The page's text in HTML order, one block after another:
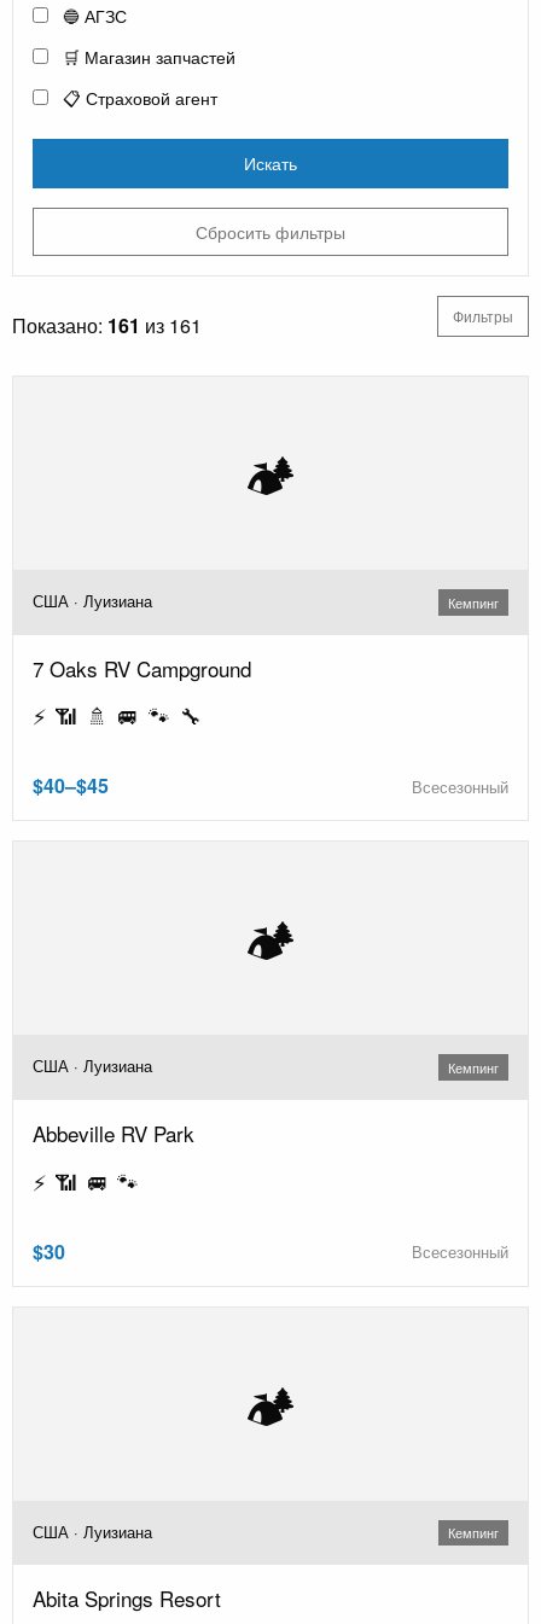
🔵 АГЗС
🛒 Магазин запчастей
📋 Страховой агент
Искать
Сбросить фильтры
Показано: 161 из 161 Фильтры
🏕️
США · Луизиана Кемпинг
7 Oaks RV Campground
⚡ 📶 🚿 🚐 🐾 🔧
$40–$45 Всесезонный
🏕️
США · Луизиана Кемпинг
Abbeville RV Park
⚡ 📶 🚐 🐾
$30 Всесезонный
🏕️
США · Луизиана Кемпинг
Abita Springs Resort